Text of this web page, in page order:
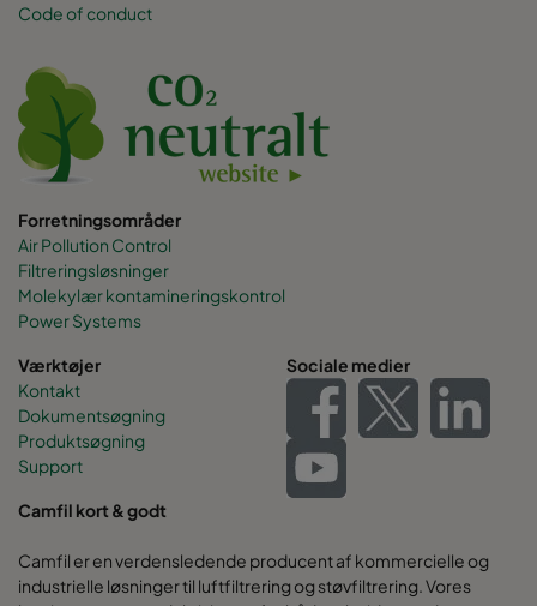
Code of conduct
Forretningsområder
Air Pollution Control
Filtreringsløsninger
Molekylær kontamineringskontrol
Power Systems
Værktøjer
Kontakt
Dokumentsøgning
Produktsøgning
Support
Sociale medier
Camfil kort & godt
Camfil er en verdensledende producent af kommercielle og
industrielle løsninger til luftfiltrering og støvfiltrering. Vores